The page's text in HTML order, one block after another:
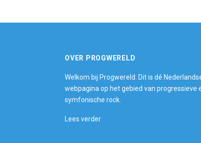
OVER PROGWERELD
Welkom bij Progwereld. Dit is dé
webpagina op het gebied van progressieve
symfonische rock.
Lees verder